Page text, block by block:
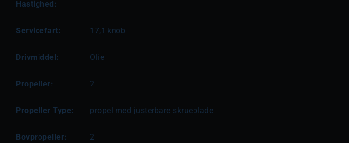
Hastighed:
Servicefart: 17,1 knob
Drivmiddel: Olie
Propeller: 2
Propeller Type: propel med justerbare skrueblade
Bovpropeller: 2